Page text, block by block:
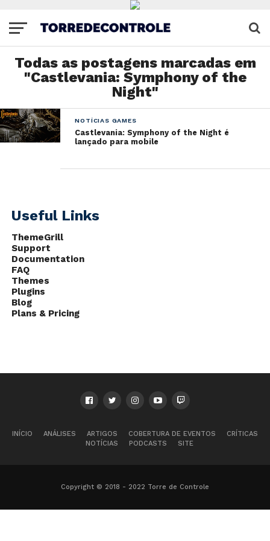
Todas as postagens marcadas em
"Castlevania: Symphony of the
Night"
NOTÍCIAS GAMES
Castlevania: Symphony of the Night é
lançado para mobile
Useful Links
ThemeGrill
Support
Documentation
FAQ
Themes
Plugins
Blog
Plans & Pricing
INÍCIO ANÁLISES ARTIGOS COBERTURA DE EVENTOS
CRÍTICAS
NOTÍCIAS
PODCASTS SITE
Copyright © 2018 - 2022 Torre de Controle